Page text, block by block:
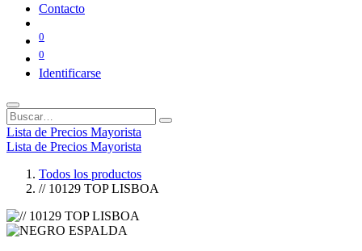
Contacto
0
0
Identificarse
Lista de Precios Mayorista
Lista de Precios Mayorista
Todos los productos
// 10129 TOP LISBOA